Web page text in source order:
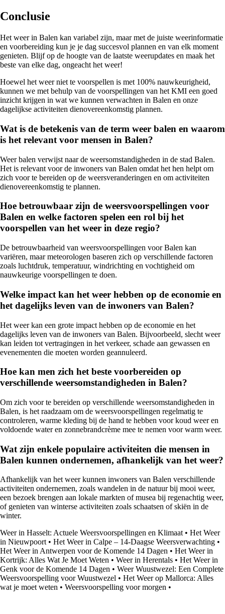
Conclusie
Het weer in Balen kan variabel zijn, maar met de juiste weerinformatie
en voorbereiding kun je je dag succesvol plannen en van elk moment
genieten. Blijf op de hoogte van de laatste weerupdates en maak het
beste van elke dag, ongeacht het weer!
Hoewel het weer niet te voorspellen is met 100% nauwkeurigheid,
kunnen we met behulp van de voorspellingen van het KMI een goed
inzicht krijgen in wat we kunnen verwachten in Balen en onze
dagelijkse activiteiten dienovereenkomstig plannen.
Wat is de betekenis van de term weer balen en waarom
is het relevant voor mensen in Balen?
Weer balen verwijst naar de weersomstandigheden in de stad Balen.
Het is relevant voor de inwoners van Balen omdat het hen helpt om
zich voor te bereiden op de weersveranderingen en om activiteiten
dienovereenkomstig te plannen.
Hoe betrouwbaar zijn de weersvoorspellingen voor
Balen en welke factoren spelen een rol bij het
voorspellen van het weer in deze regio?
De betrouwbaarheid van weersvoorspellingen voor Balen kan
variëren, maar meteorologen baseren zich op verschillende factoren
zoals luchtdruk, temperatuur, windrichting en vochtigheid om
nauwkeurige voorspellingen te doen.
Welke impact kan het weer hebben op de economie en
het dagelijks leven van de inwoners van Balen?
Het weer kan een grote impact hebben op de economie en het
dagelijks leven van de inwoners van Balen. Bijvoorbeeld, slecht weer
kan leiden tot vertragingen in het verkeer, schade aan gewassen en
evenementen die moeten worden geannuleerd.
Hoe kan men zich het beste voorbereiden op
verschillende weersomstandigheden in Balen?
Om zich voor te bereiden op verschillende weersomstandigheden in
Balen, is het raadzaam om de weersvoorspellingen regelmatig te
controleren, warme kleding bij de hand te hebben voor koud weer en
voldoende water en zonnebrandcrème mee te nemen voor warm weer.
Wat zijn enkele populaire activiteiten die mensen in
Balen kunnen ondernemen, afhankelijk van het weer?
Afhankelijk van het weer kunnen inwoners van Balen verschillende
activiteiten ondernemen, zoals wandelen in de natuur bij mooi weer,
een bezoek brengen aan lokale markten of musea bij regenachtig weer,
of genieten van winterse activiteiten zoals schaatsen of skiën in de
winter.
Weer in Hasselt: Actuele Weersvoorspellingen en Klimaat • Het Weer
in Nieuwpoort • Het Weer in Calpe – 14-Daagse Weersverwachting •
Het Weer in Antwerpen voor de Komende 14 Dagen • Het Weer in
Kortrijk: Alles Wat Je Moet Weten • Weer in Herentals • Het Weer in
Genk voor de Komende 14 Dagen • Weer Wuustwezel: Een Complete
Weersvoorspelling voor Wuustwezel • Het Weer op Mallorca: Alles
wat je moet weten • Weersvoorspelling voor morgen •